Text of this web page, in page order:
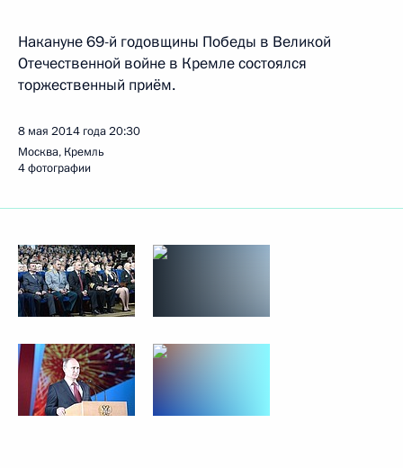
Накануне 69-й годовщины Победы в Великой
Отечественной войне в Кремле состоялся
торжественный приём.
8 мая 2014 года20:30
Москва, Кремль
4 фотографии